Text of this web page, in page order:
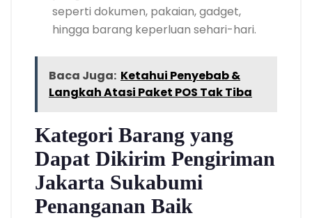
seperti dokumen, pakaian, gadget,
hingga barang keperluan sehari-hari.
Baca Juga: Ketahui Penyebab &
Langkah Atasi Paket POS Tak Tiba
Kategori Barang yang
Dapat Dikirim Pengiriman
Jakarta Sukabumi
Penanganan Baik